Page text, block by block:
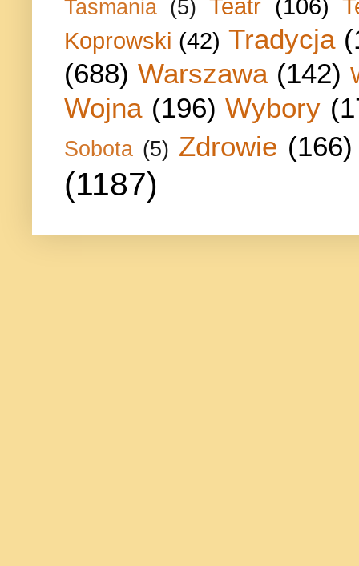
Tasmania (5) Teatr (106)
Koprowski (42) Tradycja
(688) Warszawa (142)
Wojna (196) Wybory
Sobota (5) Zdrowie (166)
(1187)